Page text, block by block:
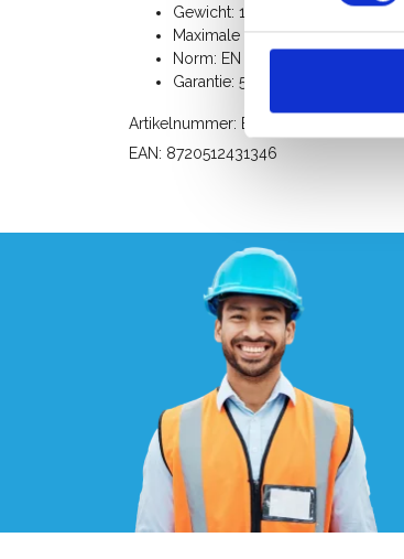
Gewicht: 13 Kg
Maximale belasting: 150 Kg
Norm: EN 131, Warenwet
Garantie: 5 jaar
Artikelnummer: ER3x6R
EAN: 8720512431346